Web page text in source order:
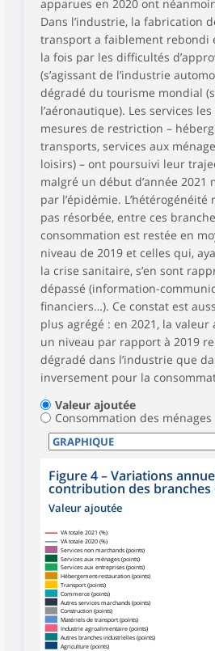
apparues en 2020 ont
Dans l’industrie, la fabrication
transport a faiblement rebondi
la fois par les difficultés
(s’agissant de l’industrie
dégradé du tourisme mondial
l’aéronautique). Les services
mesures de restriction –
transports, services aux
loisirs) – ont poursuivi leur
malgré un début d’année 2021
par l’épidémie. L’hétérogénéité
pas résorbée, entre ces
consommation est restée en
niveau de 2019 et celles qui,
la crise sanitaire, s’en sont
dépassé (information-
financiers…). Ce constat est
plus agrégé : en 2021, la valeur
un niveau par rapport à 2019
dégradé dans l’industrie que
inversement pour la
Valeur ajoutée
Consommation des ménages
Figure 4–Variations
contribution des
Valeur ajoutée
Agriculture (points)
Autres branches industrielles (points)
Industrie agroalimentaire (points)
Matériels de transport (points)
Construction (points)
Autres services marchands (points)
Commerce (points)
Transport (points)
Hébergement-restauration (points)
Services aux entreprises (points)
Services aux ménages (points)
Services non marchands (points)
VA totale 2020 (%)
VA totale 2021 (%)